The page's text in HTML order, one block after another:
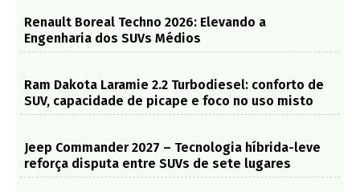
Renault Boreal Techno 2026: Elevando a
Engenharia dos SUVs Médios
Ram Dakota Laramie 2.2 Turbodiesel: conforto de
SUV, capacidade de picape e foco no uso misto
Jeep Commander 2027 – Tecnologia híbrida-leve
reforça disputa entre SUVs de sete lugares